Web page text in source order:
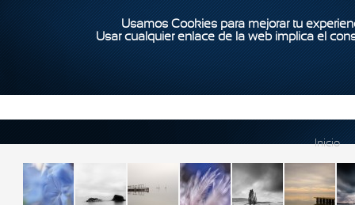
Usamos Cookies para mejorar tu
Usar cualquier enlace de la web implica el
Inicio